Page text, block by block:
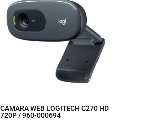
CAMARA WEB LOGITECH C270 HD
720P / 960-000694